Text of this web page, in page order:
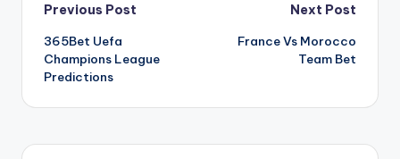
Post
navigation
Previous Post
365Bet Uefa
Champions League
Predictions
Next Post
France Vs Morocco
Team Bet